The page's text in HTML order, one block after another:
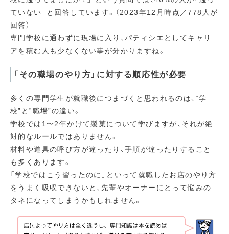
ていない」と回答しています。（2023年12月時点／778人が
回答）
専門学校に通わずに現場に入り、パティシエとしてキャリ
アを積む人も少なくない事が分かりますね。
「その職場のやり方」に対する順応性が必要
多くの専門学生が就職後につまづくと思われるのは、‟学
校”と‟職場”の違い。
学校では1〜2年かけて製菓について学びますが、それが絶
対的なルールではありません。
材料や道具の呼び方が違ったり、手順が違ったりすること
も多くあります。
「学校ではこう習ったのに」といって就職したお店のやり方
をうまく吸収できないと、先輩やオーナーにとって悩みの
タネになってしまうかもしれません。